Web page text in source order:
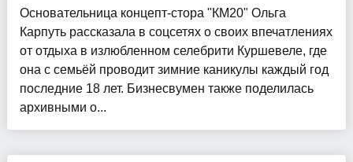
Основательница концепт-стора "КМ20" Ольга
Карпуть рассказала в соцсетях о своих впечатлениях
от отдыха в излюбленном селебрити Куршевеле, где
она с семьёй проводит зимние каникулы каждый год
последние 18 лет. Бизнесвумен также поделилась
архивными о...